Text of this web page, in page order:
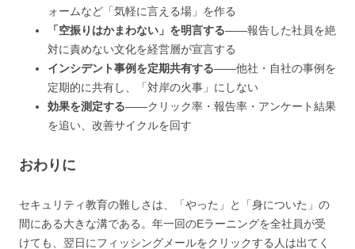
ォームなど「気軽に言える場」を作る
「空振りはかまわない」を明言する——報告した社員を絶
対に責めない文化を経営層が宣言する
インシデント事例を定期共有する——他社・自社の事例を
定期的に共有し、「対岸の火事」にしない
効果を測定する——クリック率・報告率・アンケート結果
を追い、改善サイクルを回す
おわりに
セキュリティ教育の難しさは、「やった」と「身についた」の
間にある大きな溝である。年一回のEラーニングを全社員が受
けても、翌日にフィッシングメールをクリックする人は出てく